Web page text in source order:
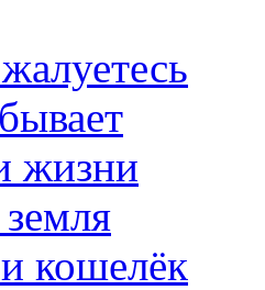
жизни
кошелёк